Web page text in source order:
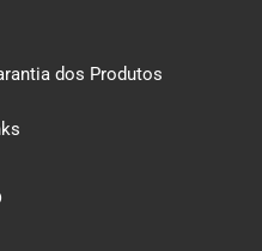
dos Produtos